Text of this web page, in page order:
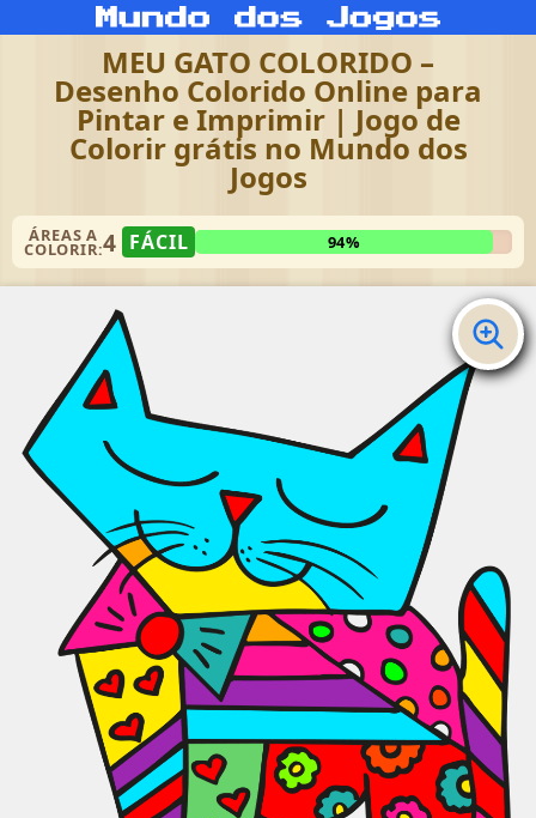
MEU GATO COLORIDO –
Desenho Colorido Online para
Pintar e Imprimir | Jogo de
Colorir grátis no Mundo dos
Jogos
ÁREAS A
COLORIR:4 FÁCIL 94%